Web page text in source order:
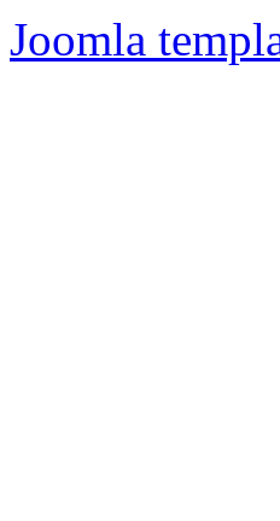
Joomla